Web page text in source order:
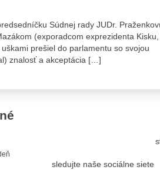
Súdnej rady JUDr.
(exporadcom exprezidenta Kisku,
prešiel do parlamentu so svojou
znalosť a akceptácia […]
sledujte naše sociálne siete